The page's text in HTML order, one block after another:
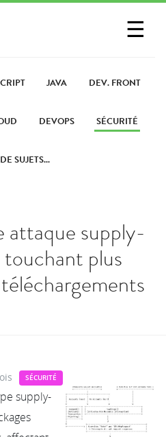
☰
UN LIENJAVA DEV. FRONT
DEVOPS SÉCURITÉ
SUJETS...
attaque supply-
plus
SÉCURITÉ
supply-